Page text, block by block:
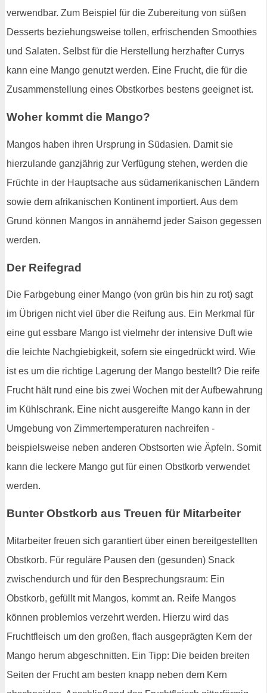
verwendbar. Zum Beispiel für die Zubereitung von süßen
Desserts beziehungsweise tollen, erfrischenden Smoothies
und Salaten. Selbst für die Herstellung herzhafter Currys
kann eine Mango genutzt werden. Eine Frucht, die für die
Zusammenstellung eines Obstkorbes bestens geeignet ist.
Woher kommt die Mango?
Mangos haben ihren Ursprung in Südasien. Damit sie
hierzulande ganzjährig zur Verfügung stehen, werden die
Früchte in der Hauptsache aus südamerikanischen Ländern
sowie dem afrikanischen Kontinent importiert. Aus dem
Grund können Mangos in annähernd jeder Saison gegessen
werden.
Der Reifegrad
Die Farbgebung einer Mango (von grün bis hin zu rot) sagt
im Übrigen nicht viel über die Reifung aus. Ein Merkmal für
eine gut essbare Mango ist vielmehr der intensive Duft wie
die leichte Nachgiebigkeit, sofern sie eingedrückt wird. Wie
ist es um die richtige Lagerung der Mango bestellt? Die reife
Frucht hält rund eine bis zwei Wochen mit der Aufbewahrung
im Kühlschrank. Eine nicht ausgereifte Mango kann in der
Umgebung von Zimmertemperaturen nachreifen -
beispielsweise neben anderen Obstsorten wie Äpfeln. Somit
kann die leckere Mango gut für einen Obstkorb verwendet
werden.
Bunter Obstkorb aus Treuen für Mitarbeiter
Mitarbeiter freuen sich garantiert über einen bereitgestellten
Obstkorb. Für reguläre Pausen den (gesunden) Snack
zwischendurch und für den Besprechungsraum: Ein
Obstkorb, gefüllt mit Mangos, kommt an. Reife Mangos
können problemlos verzehrt werden. Hierzu wird das
Fruchtfleisch um den großen, flach ausgeprägten Kern der
Mango herum abgeschnitten. Ein Tipp: Die beiden breiten
Seiten der Frucht am besten knapp neben dem Kern